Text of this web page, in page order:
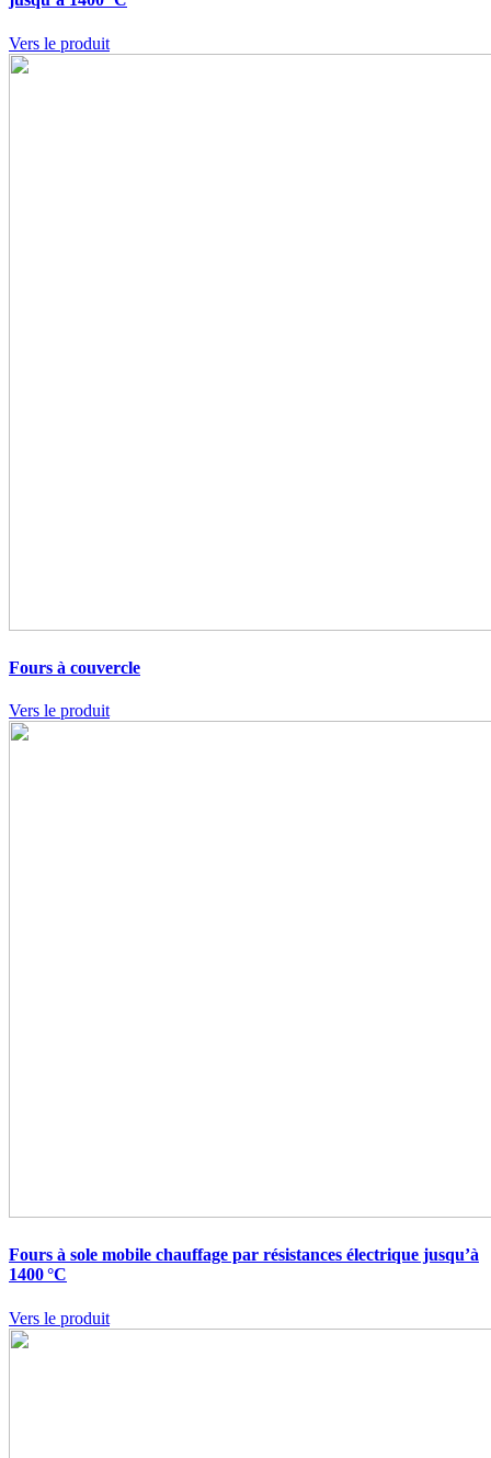
Vers le produit
Fours à couvercle
Vers le produit
Fours à sole mobile chauffage par résistances électrique jusqu’à
1400 °C
Vers le produit